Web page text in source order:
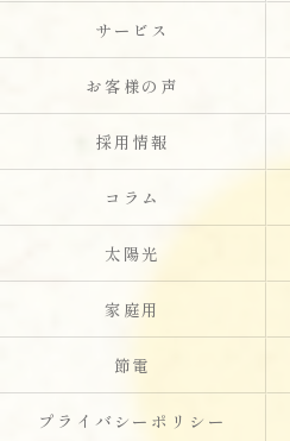
サービス
お客様の声
採用情報
コラム
太陽光
家庭用
節電
プライバシーポリシー